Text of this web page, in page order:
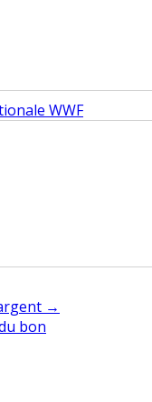
WWF
→
bon